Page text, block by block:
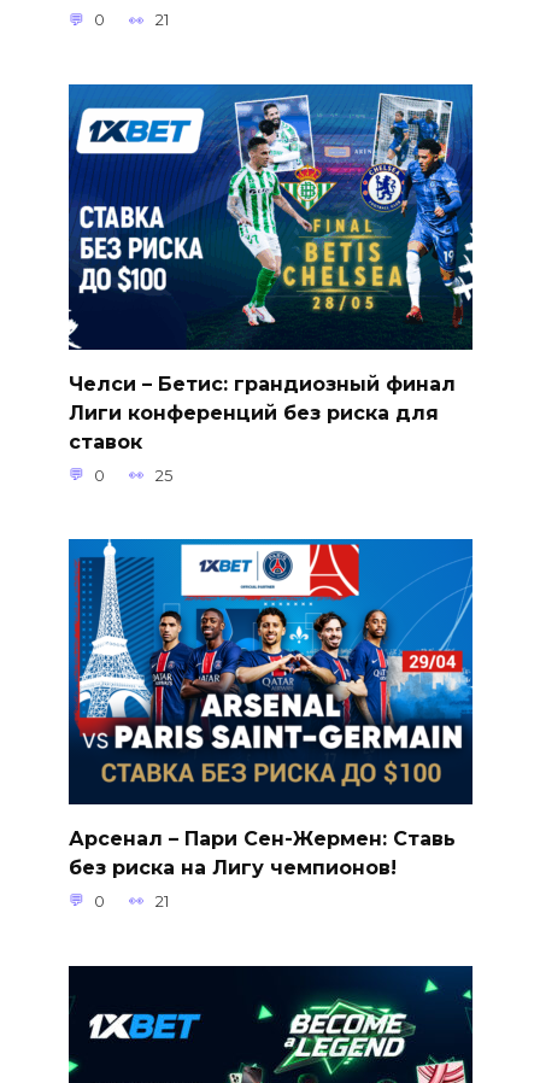
0 21
Челси – Бетис: грандиозный финал
Лиги конференций без риска для
ставок
0 25
Арсенал – Пари Сен-Жермен: Ставь
без риска на Лигу чемпионов!
0 21